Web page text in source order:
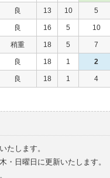
良 13 10 5
良 16 5 10
稍重 18 5 7
良 18 1 2
良 18 1 4
たします。
・日曜日に更新いたします。